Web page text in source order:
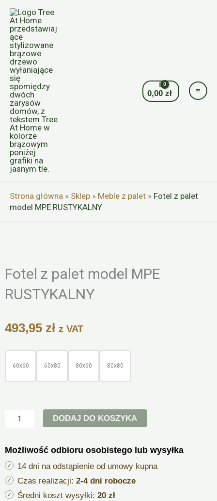
Przejdź
treści
0,00zł
Strona główna » Sklep » Meble z palet » Fotel z palet
model MPE RUSTYKALNY
Fotel z palet model MPE
RUSTYKALNY
493,95 zł z VAT
60x60 60x80 80x60 80x80
ilość
Fotel
z
MPE
DODAJ DO KOSZYKA
Możliwość odbioru osobistego lub wysyłka
14 dni na odstąpienie od umowy kupna
Czas realizacji: 2-4 dni robocze
Średni koszt wysyłki: 20 zł